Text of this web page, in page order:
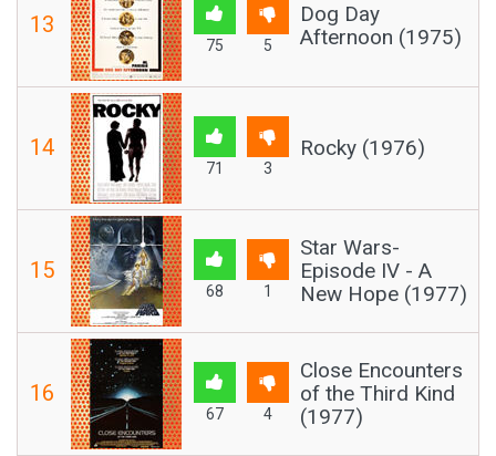
13
75 5
Dog Day
Afternoon (1975)
14
71 3
Rocky (1976)
15
68 1
Star Wars-
Episode IV - A
New Hope (1977)
16
67 4
Close Encounters
of the Third Kind
(1977)